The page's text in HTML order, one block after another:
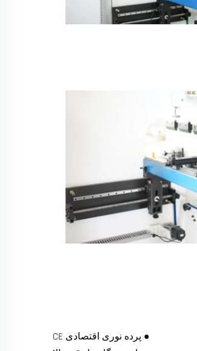
● پرده نوری اقتصادی CE